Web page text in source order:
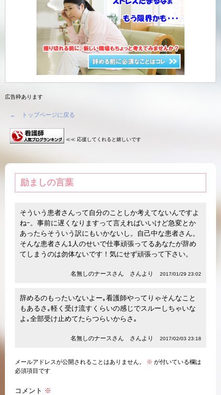
広告枠あります
← トップページに戻る
≪≪ 応援してくれると嬉しいです
励ましの言葉
そういう患者さんって自分のことしか考えてないんですよ
ねｰ。事前に遅くなりますって言えればいいけど急変とか
あったらそういう訳にもいかないし。自己中な患者さん。
そんな患者さん1人のせいで仕事頑張ってるあなたが辞め
てしまうのは勿体ないです！気にせず頑張って下さい。
名無しのナースさん さんより 2017/01/29 23:02
辞めるのもったいないよー｡看護師やってりゃそんなこと
もあるさ｡軽く受け流すくらいの感じでスルーしちゃいな
よ｡全部受け止めてたらつらいからさ｡
名無しのナースさん さんより 2017/02/03 23:18
メールアドレスが公開されることはありません。 ※ が付いている欄は
必須項目です
コメント ※